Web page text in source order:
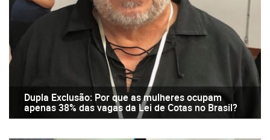
Dupla Exclusão: Por que as mulheres ocupam
apenas 38% das vagas da Lei de Cotas no Brasil?